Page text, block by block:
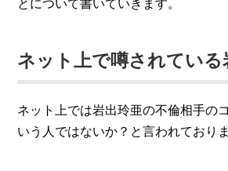
とについて書いていきます。
ネット上で噂されている
ネット上では岩出玲亜の不倫相手の
いう人ではないか？と言われており